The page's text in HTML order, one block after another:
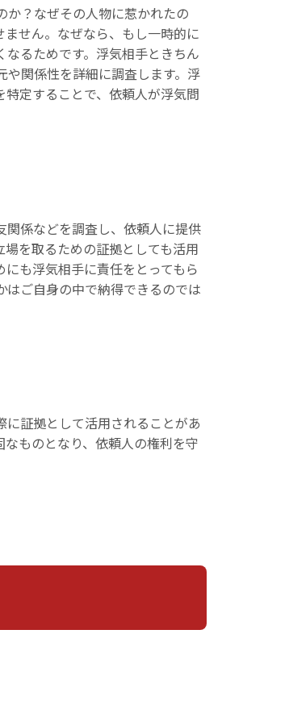
か？なぜその人物に惹かれたの
せん。なぜなら、もし一時的に
るためです。浮気相手ときちん
関係性を詳細に調査します。浮
定することで、依頼人が浮気問
関係などを調査し、依頼人に提供
を取るための証拠としても活用
も浮気相手に責任をとってもら
ご自身の中で納得できるのでは
証拠として活用されることがあ
ものとなり、依頼人の権利を守